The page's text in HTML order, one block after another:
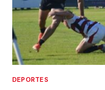
DEPORTES